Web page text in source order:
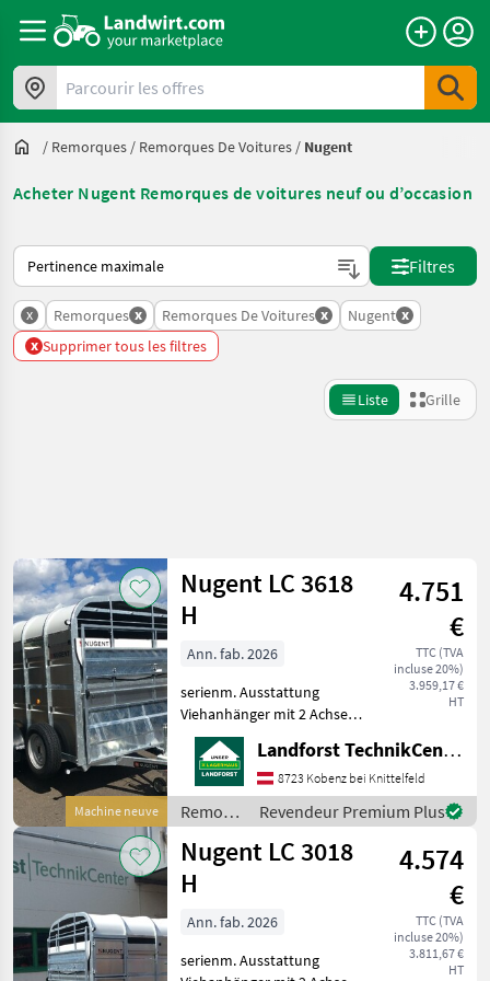
Parcourir les offres
/ Remorques / Remorques De Voitures / Nugent
Acheter Nugent Remorques de voitures neuf ou d’occasion
Voici comment les annonces sont triées sur Landwirt.com
Filtres
x Remorques x Remorques De Voitures x Nugent x
x Supprimer tous les filtres
Liste Grille
Catégorie 4 Pays Filtres
CHEMIN
ACTUEL
matériel
agricole
Remorques
Remorques
De Voitures
Nugent
CHOISIR
CATÉGORIE
Nugent
Réinitialiser
Afficher
résultats
Machine neuve
Nugent LC 3618
H
4.751
€
TTC (TVA
incluse 20%)
3.959,17 €
HT
Ann. fab. 2026
serienm. Ausstattung
Viehanhänger mit 2 Achsen
Abmessungen: L 3, 71m / B
1, 80m / H 1, 93m
Höchstzulässiges
Gesamtgewicht 3.500 kg
Eigengewicht ca. 1.250 kg /
Nutzlast
Landforst TechnikCenter Knittelfeld
8723 Kobenz bei Knittelfeld
Remorques
/ Nugent
Revendeur Premium Plus
Nugent LC 3018
H
4.574
€
TTC (TVA
incluse 20%)
3.811,67 €
HT
Ann. fab. 2026
serienm. Ausstattung